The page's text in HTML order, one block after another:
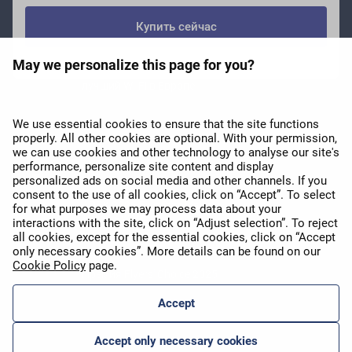
May we personalize this page for you?
We use essential cookies to ensure that the site functions
properly. All other cookies are optional. With your permission,
we can use cookies and other technology to analyse our site's
performance, personalize site content and display
personalized ads on social media and other channels. If you
consent to the use of all cookies, click on “Accept”. To select
for what purposes we may process data about your
interactions with the site, click on “Adjust selection”. To reject
all cookies, except for the essential cookies, click on “Accept
only necessary cookies”. More details can be found on our
Cookie Policy page.
Accept
Accept only necessary cookies
Премия APEX 2026 за
APEX 2026 Five Star Major
Airline Award
Премия Flyers' Choice 2025
Купить сейчас